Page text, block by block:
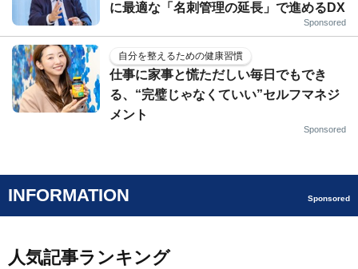
に最適な「名刺管理の延長」で進めるDX
Sponsored
自分を整えるための健康習慣
仕事に家事と慌ただしい毎日でもでき
る、“完璧じゃなくていい”セルフマネジ
メント
Sponsored
INFORMATION Sponsored
人気記事ランキング